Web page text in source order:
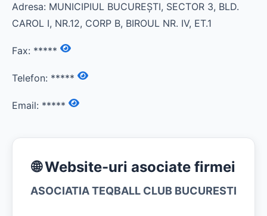
Adresa: MUNICIPIUL BUCUREŞTI, SECTOR 3, BLD.
CAROL I, NR.12, CORP B, BIROUL NR. IV, ET.1
Fax: *****
Telefon: *****
Email: *****
🌐 Website-uri asociate firmei
ASOCIATIA TEQBALL CLUB BUCURESTI